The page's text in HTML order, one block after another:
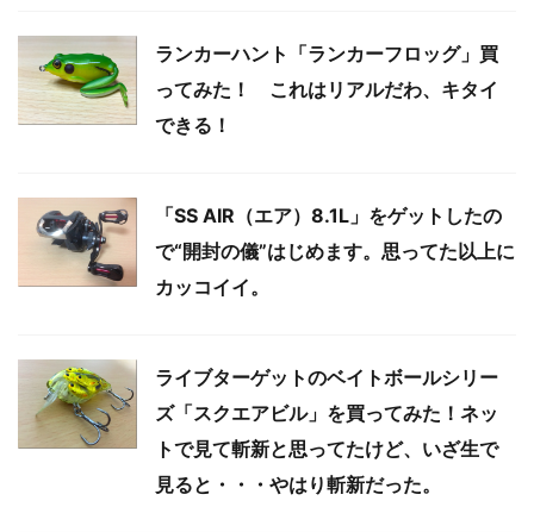
ランカーハント「ランカーフロッグ」買
ってみた！ これはリアルだわ、キタイ
できる！
「SS AIR（エア）8.1L」をゲットしたの
で“開封の儀”はじめます。思ってた以上に
カッコイイ。
ライブターゲットのベイトボールシリー
ズ「スクエアビル」を買ってみた！ネッ
トで見て斬新と思ってたけど、いざ生で
見ると・・・やはり斬新だった。